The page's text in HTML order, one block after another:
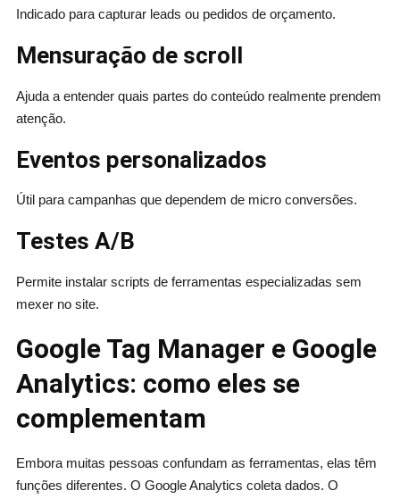
Indicado para capturar leads ou pedidos de orçamento.
Mensuração de scroll
Ajuda a entender quais partes do conteúdo realmente prendem
atenção.
Eventos personalizados
Útil para campanhas que dependem de micro conversões.
Testes A/B
Permite instalar scripts de ferramentas especializadas sem
mexer no site.
Google Tag Manager e Google
Analytics: como eles se
complementam
Embora muitas pessoas confundam as ferramentas, elas têm
funções diferentes. O Google Analytics coleta dados. O